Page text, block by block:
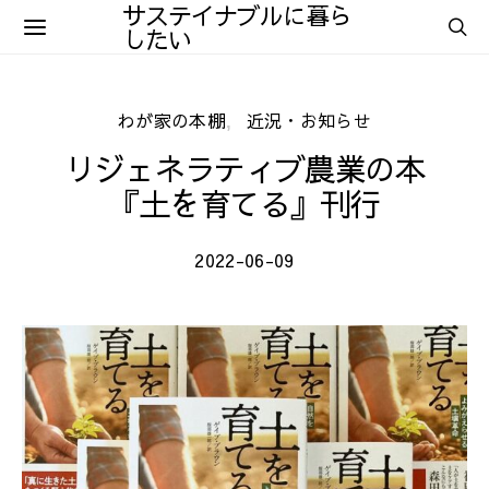
サステイナブルに暮ら
したい
わが家の本棚 近況・お知らせ
リジェネラティブ農業の本
『土を育てる』刊行
2022-06-09